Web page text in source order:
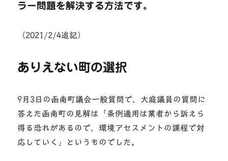
ラー問題を解決する方法です。
（2021/2/4追記）
ありえない町の選択
9月3日の函南町議会一般質問で、大庭議員の質問に
答えた函南町の見解は「条例適用は業者から訴えら
得る恐れがあるので、環境アセスメントの課程で対
応していく」というものでした。